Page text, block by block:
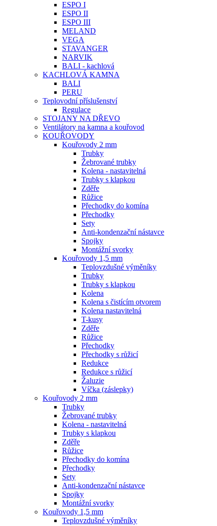
ESPO I
ESPO II
ESPO III
MELAND
VEGA
STAVANGER
NARVIK
BALI - kachlová
KACHLOVÁ KAMNA
BALI
PERU
Teplovodní příslušenství
Regulace
STOJANY NA DŘEVO
Ventilátory na kamna a kouřovod
KOUŘOVODY
Kouřovody 2 mm
Trubky
Žebrované trubky
Kolena - nastavitelná
Trubky s klapkou
Zděře
Růžice
Přechodky do komína
Přechodky
Sety
Anti-kondenzační nástavce
Spojky
Montážní svorky
Kouřovody 1,5 mm
Teplovzdušné výměníky
Trubky
Trubky s klapkou
Kolena
Kolena s čistícím otvorem
Kolena nastavitelná
T-kusy
Zděře
Růžice
Přechodky
Přechodky s růžicí
Redukce
Redukce s růžicí
Žaluzie
Víčka (záslepky)
Kouřovody 2 mm
Trubky
Žebrované trubky
Kolena - nastavitelná
Trubky s klapkou
Zděře
Růžice
Přechodky do komína
Přechodky
Sety
Anti-kondenzační nástavce
Spojky
Montážní svorky
Kouřovody 1,5 mm
Teplovzdušné výměníky